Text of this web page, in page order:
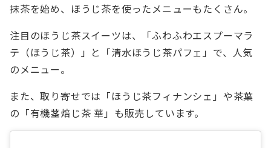
抹茶を始め、ほうじ茶を使ったメニューもたくさん。
注目のほうじ茶スイーツは、「ふわふわエスプーマラ
テ（ほうじ茶）」と「清水ほうじ茶パフェ」で、人気
のメニュー。
また、取り寄せでは「ほうじ茶フィナンシェ」や茶葉
の「有機茎焙じ茶 華」も販売しています。